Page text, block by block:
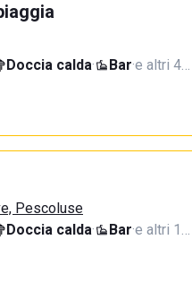
Doccia calda· Bar·e altri 4…
Pescoluse
Doccia calda· Bar·e altri 1…